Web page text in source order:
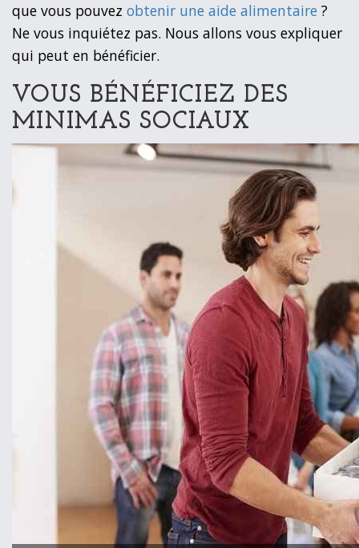
que vous pouvez obtenir une aide alimentaire ?
Ne vous inquiétez pas. Nous allons vous expliquer
qui peut en bénéficier.
VOUS BÉNÉFICIEZ DES
MINIMAS SOCIAUX